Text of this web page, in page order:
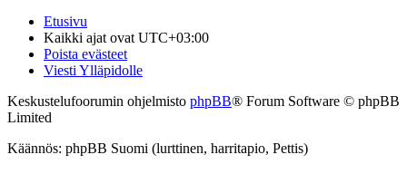
Etusivu
Kaikki ajat ovat UTC+03:00
Poista evästeet
Viesti Ylläpidolle
Keskustelufoorumin ohjelmisto phpBB® Forum Software © phpBB
Limited
Käännös: phpBB Suomi (lurttinen, harritapio, Pettis)